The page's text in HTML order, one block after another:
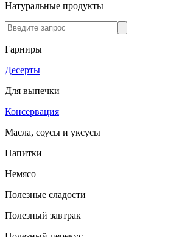
Натуральные продукты
Гарниры
Десерты
Для выпечки
Консервация
Масла, соусы и уксусы
Напитки
Немясо
Полезные сладости
Полезный завтрак